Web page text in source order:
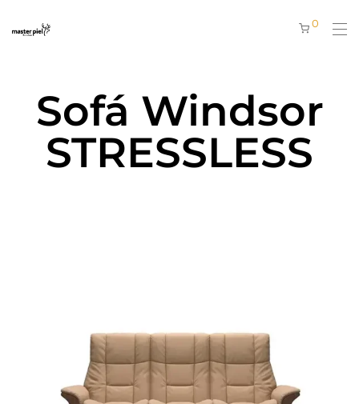
0
Sofá Windsor
STRESSLESS